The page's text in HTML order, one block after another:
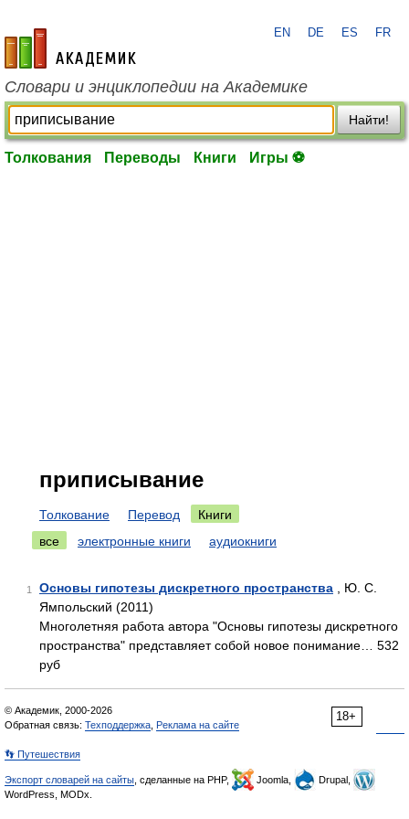
academic.ru
EN DE ES FR
Словари и энциклопедии на Академике
Найти!
Толкования Переводы Книги Игры ⚽
приписывание
Толкование Перевод
Книги
все
электронные книги аудиокниги
1 Основы гипотезы дискретного пространства , Ю. С.
Ямпольский (2011)
Многолетняя работа автора "Основы гипотезы дискретного
пространства" представляет собой новое понимание… 532
руб
18+
© Академик, 2000-2026
Обратная связь: Техподдержка Реклама на сайте
👣 Путешествия
Экспорт словарей на сайты , сделанные на PHP, Joomla,
Drupal,
WordPress, MODx.